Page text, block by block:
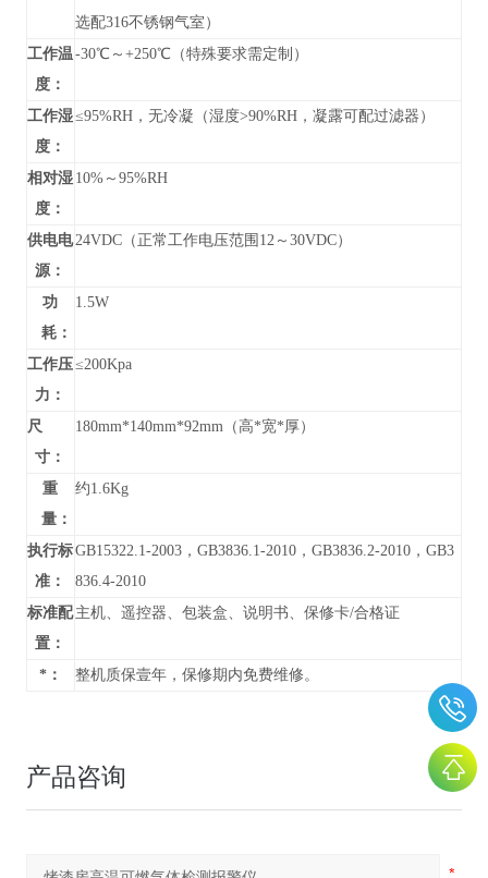
选配316不锈钢气室）
工作温
度：
-30℃～+250℃（特殊要求需定制）
工作湿
度：
≤95%RH，无冷凝（湿度>90%RH，凝露可配过滤器）
相对湿
度：
10%～95%RH
供电电
源：
24VDC（正常工作电压范围12～30VDC）
功
耗：
1.5W
工作压
力：
≤200Kpa
尺
寸：
180mm*140mm*92mm（高*宽*厚）
重
量：
约1.6Kg
执行标
准：
GB15322.1-2003，GB3836.1-2010，GB3836.2-2010，GB3
836.4-2010
标准配
置：
主机、遥控器、包装盒、说明书、保修卡/合格证
*： 整机质保壹年，保修期内免费维修。
产品咨询